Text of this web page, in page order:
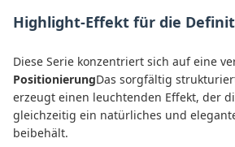
Highlight-Effekt für die
Diese Serie konzentriert sich auf eine
PositionierungDas sorgfältig
erzeugt einen leuchtenden Effekt, der
gleichzeitig ein natürliches und
beibehält.